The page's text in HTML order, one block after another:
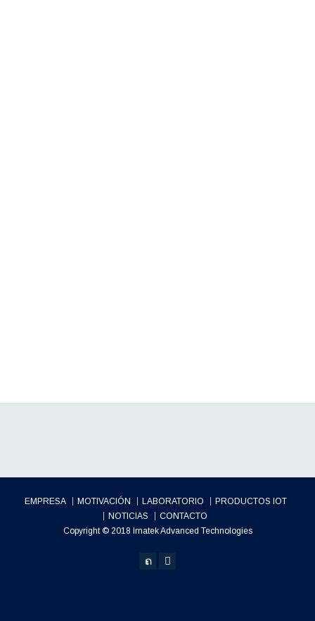
EMPRESA MOTIVACIÓN LABORATORIO
PRODUCTOS IOT
NOTICIAS
CONTACTO
Copyright © 2018 Imatek Advanced Technologies